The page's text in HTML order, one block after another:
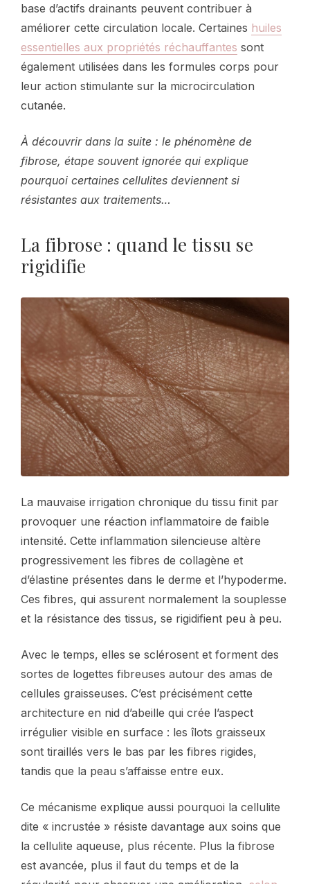
base d’actifs drainants peuvent contribuer à
améliorer cette circulation locale. Certaines huiles
essentielles aux propriétés réchauffantes sont
également utilisées dans les formules corps pour
leur action stimulante sur la microcirculation
cutanée.
À découvrir dans la suite : le phénomène de
fibrose, étape souvent ignorée qui explique
pourquoi certaines cellulites deviennent si
résistantes aux traitements…
La fibrose : quand le tissu se
rigidifie
La mauvaise irrigation chronique du tissu finit par
provoquer une réaction inflammatoire de faible
intensité. Cette inflammation silencieuse altère
progressivement les fibres de collagène et
d’élastine présentes dans le derme et l’hypoderme.
Ces fibres, qui assurent normalement la souplesse
et la résistance des tissus, se rigidifient peu à peu.
Avec le temps, elles se sclérosent et forment des
sortes de logettes fibreuses autour des amas de
cellules graisseuses. C’est précisément cette
architecture en nid d’abeille qui crée l’aspect
irrégulier visible en surface : les îlots graisseux
sont tiraillés vers le bas par les fibres rigides,
tandis que la peau s’affaisse entre eux.
Ce mécanisme explique aussi pourquoi la cellulite
dite « incrustée » résiste davantage aux soins que
la cellulite aqueuse, plus récente. Plus la fibrose
est avancée, plus il faut du temps et de la